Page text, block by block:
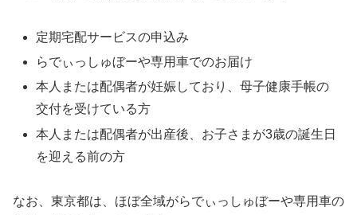
定期宅配サービスの申込み
らでぃっしゅぼーや専用車でのお届け
本人または配偶者が妊娠しており、母子健康手帳の
交付を受けている方
本人または配偶者が出産後、お子さまが3歳の誕生日
を迎える前の方
なお、東京都は、ほぼ全域がらでぃっしゅぼーや専用車の